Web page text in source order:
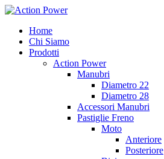
Salta
contenutoHome
Chi Siamo
Prodotti
Action Power
Manubri
Diametro 22
Diametro 28
Accessori Manubri
Pastiglie Freno
Moto
Anteriore
Posteriore